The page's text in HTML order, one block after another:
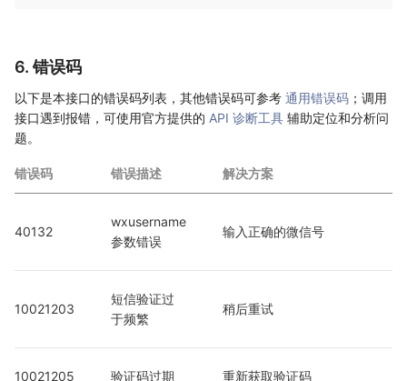
6. 错误码
以下是本接口的错误码列表，其他错误码可参考 通用错误码 ；调用
接口遇到报错，可使用官方提供的 API 诊断工具 辅助定位和分析问
题。
错误码 错误描述 解决方案
40132
wxusername
参数错误
输入正确的微信号
10021203
短信验证过
于频繁
稍后重试
10021205 验证码过期 重新获取验证码